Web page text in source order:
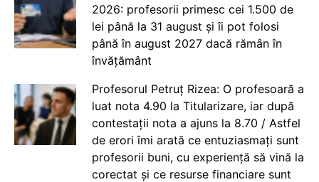
2026: profesorii primesc cei 1.500 de
lei până la 31 august și îi pot folosi
până în august 2027 dacă rămân în
învățământ
Profesorul Petruț Rizea: O profesoară a
luat nota 4.90 la Titularizare, iar după
contestații nota a ajuns la 8.70 / Astfel
de erori îmi arată ce entuziasmați sunt
profesorii buni, cu experiență să vină la
corectat și ce resurse financiare sunt